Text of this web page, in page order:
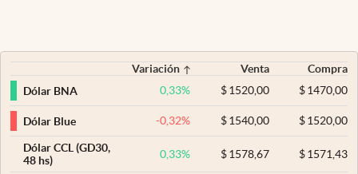
Variación Venta
Compra
Dólar BNA
0,33% $ 1520,00 $1470,00
Dólar Blue -0,32% $ 1540,00 $1520,00
Dólar CCL (GD30,
48 hs)
0,33% $ 1578,67 $1571,43